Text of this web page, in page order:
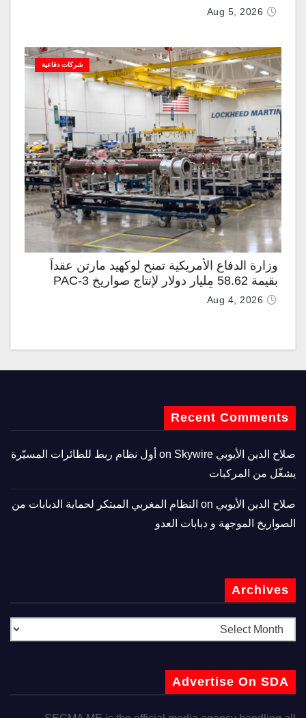
موجهة وصواريخ “IRIS-T”
Aug 5, 2026
شركات دفاعية
وزارة الدفاع الأمريكية تمنح لوكهيد مارتن عقداً
بقيمة 58.62 مليار دولار لإنتاج صواريخ PAC-3
المطوّرة دعماً لـ “ترسانة الحرية”
Aug 4, 2026
Recent Comments
صلاح الدين الأيوبي
Skywire أول نظام ربط للطائرات المسيّرة
يشغّل من المركبات
صلاح الدين الأيوبي
النظام المغربي المبتكر لحماية الدبابات من
الصواريخ الموجهة و دبابات العدو
Archives
Advertise On SDA